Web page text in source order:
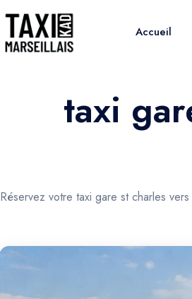
Accueil
taxi
Réservez votre taxi gare st charles